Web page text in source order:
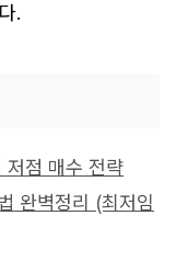
.
점 매수 전략
완벽정리 (최저임